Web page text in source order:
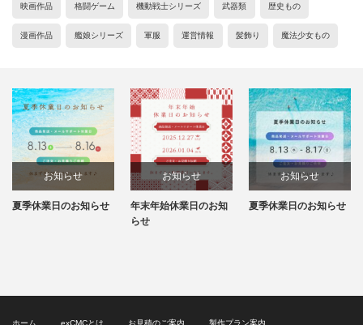
映画作品 格闘ゲーム 機動戦士シリーズ 武器類 歴史もの
漫画作品 艦娘シリーズ 軍服 運営情報 髪飾り 魔法少女もの
お知らせ
年末年始休業日のお知
お知らせ
夏季休業日のお知らせ
お知らせ
年末年始休業日のお知